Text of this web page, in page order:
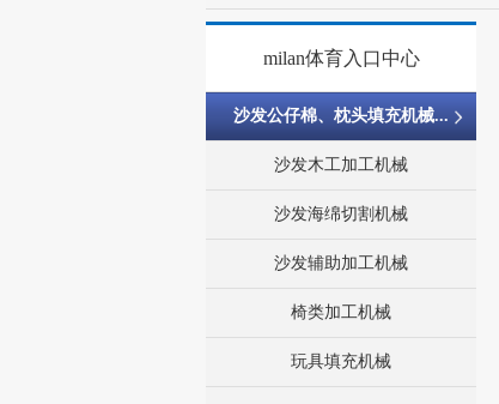
milan体育入口中心
沙发公仔棉、枕头填充机械...
沙发木工加工机械
沙发海绵切割机械
沙发辅助加工机械
椅类加工机械
玩具填充机械